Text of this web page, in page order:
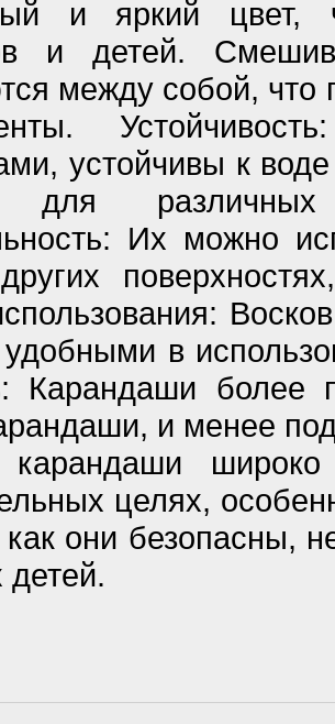
и яркий цвет,
и детей.
между собой, что
устойчивы к
для
Их можно
в
Карандаши более
и менее
карандаши
целях,
как они безопасны,
детей.